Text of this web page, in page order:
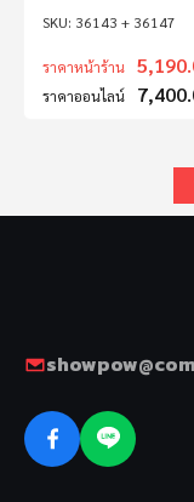
36143 + 36147
ราคาหน้าร้าน
ราคาออนไลน์